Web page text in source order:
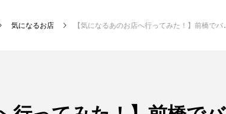
気になるお店 【気になるあのお店へ行ってみた！】前橋でバナナが！？！！「まえばしバナナ」爆誕！！